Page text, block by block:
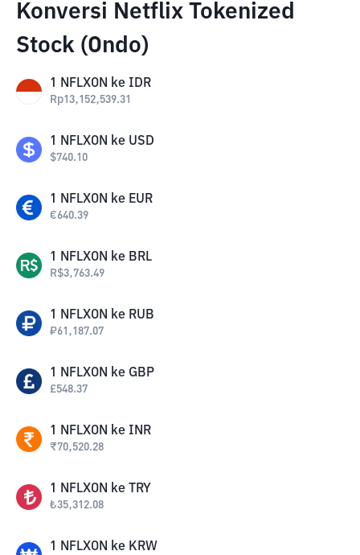
Konversi Netflix Tokenized
Stock (Ondo)
1 NFLXON ke IDR
Rp13,152,539.31
1 NFLXON ke USD
$740.10
1 NFLXON ke EUR
€640.39
1 NFLXON ke BRL
R$3,763.49
1 NFLXON ke RUB
₽61,187.07
1 NFLXON ke GBP
£548.37
1 NFLXON ke INR
₹70,520.28
1 NFLXON ke TRY
₺35,312.08
1 NFLXON ke KRW